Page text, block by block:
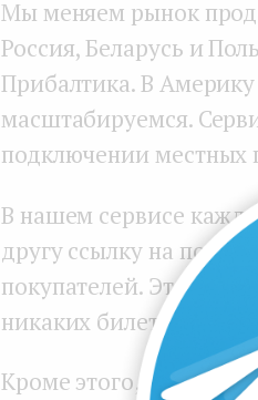
Мы меняем рынок
Россия, Беларусь и
Прибалтика. В
масштабируемся.
подключении местных
В нашем сервисе
другу ссылку на
покупателей. Этокак
никаких билетных
Кроме этого, меня